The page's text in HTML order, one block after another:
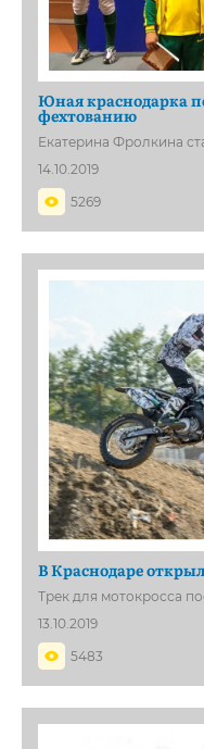
Юная краснодарка
фехтованию
Екатерина Фролкина
14.10.2019
5269
В Краснодаре
Трек для мотокросса
13.10.2019
5483